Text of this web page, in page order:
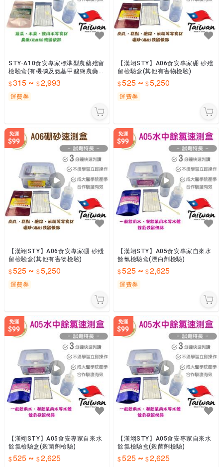
STY-A10食安專家標準型農藥殘留
檢驗盒(有機磷及氨基甲酸鹽農藥檢
驗)
315 ~ 2,993
運費券
【漢翊STY】A06食安專家硼 砂殘
留檢驗盒(其他有害物檢驗)
525~ 5,250
運費券
【漢翊STY】A06食安專家硼 砂殘
留檢驗盒(其他有害物檢驗)
525 ~ 5,250
運費券
【漢翊STY】A05食安專家自來水
餘氯檢驗盒(漂白劑檢驗)
525~ 2,625
運費券
【漢翊STY】A05食安專家自來水
餘氯檢驗盒(殺菌劑檢驗)
525 ~ 2,625
【漢翊STY】A05食安專家自來水
餘氯檢驗盒(殺菌劑檢驗)
525~ 2,625